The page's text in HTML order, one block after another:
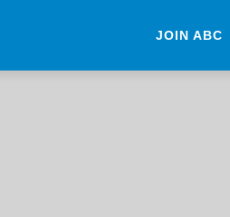
JOIN ABC